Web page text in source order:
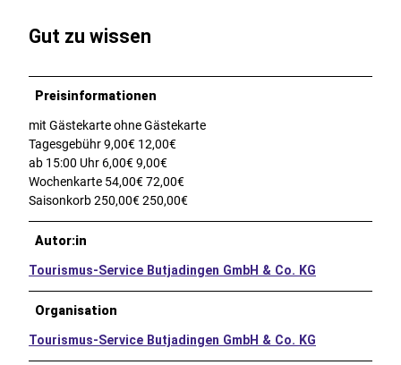
Gut zu wissen
Preisinformationen
mit Gästekarte ohne Gästekarte
Tagesgebühr 9,00€ 12,00€
ab 15:00 Uhr 6,00€ 9,00€
Wochenkarte 54,00€ 72,00€
Saisonkorb 250,00€ 250,00€
Autor:in
Tourismus-Service Butjadingen GmbH & Co. KG
Organisation
Tourismus-Service Butjadingen GmbH & Co. KG